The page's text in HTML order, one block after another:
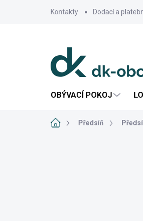
Kontakty Dodací a
OBÝVACÍ POKOJ
DomůPředsíň